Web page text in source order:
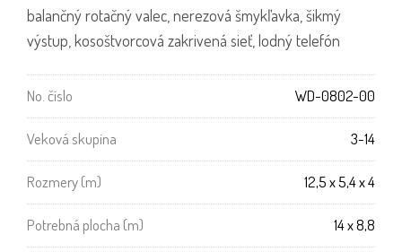
balančný rotačný valec, nerezová šmykľavka, šikmý
výstup, kosoštvorcová zakrivená sieť, lodný telefón
No. číslo WD-0802-00
Veková skupina 3-14
Rozmery (m) 12,5 x 5,4 x 4
Potrebná plocha (m) 14 x 8,8